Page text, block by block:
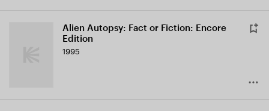
Alien Autopsy: Fact or Fiction: Encore
Edition
1995